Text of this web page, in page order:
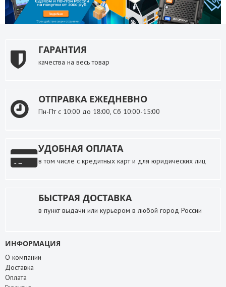
ГАРАНТИЯ
качества на весь товар
ОТПРАВКА ЕЖЕДНЕВНО
Пн-Пт с 10:00 до 18:00, Сб 10:00-15:00
УДОБНАЯ ОПЛАТА
в том числе с кредитных карт и для юридических лиц
БЫСТРАЯ ДОСТАВКА
в пункт выдачи или курьером в любой город России
ИНФОРМАЦИЯ
О компании
Доставка
Оплата